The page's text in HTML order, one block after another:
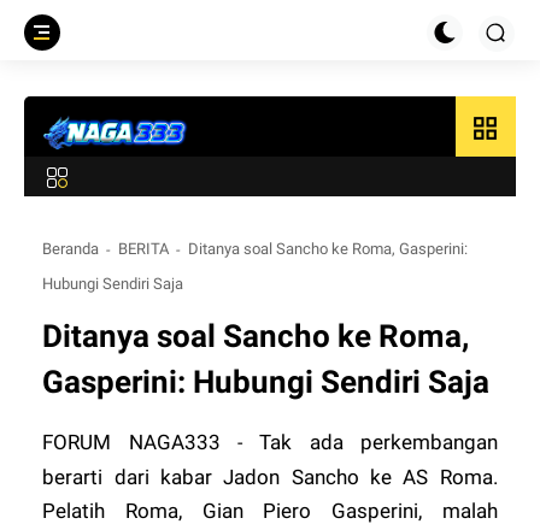
grid_view
Beranda BERITA
Ditanya soal Sancho ke Roma, Gasperini:
Hubungi Sendiri Saja
Ditanya soal Sancho ke Roma,
Gasperini: Hubungi Sendiri Saja
FORUM NAGA333 -Tak ada perkembangan
berarti dari kabar Jadon Sancho ke AS Roma.
Pelatih Roma, Gian Piero Gasperini, malah